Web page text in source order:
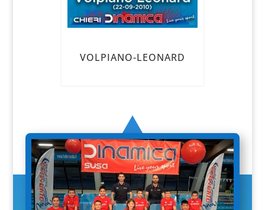
VOLPIANO-LEONARD